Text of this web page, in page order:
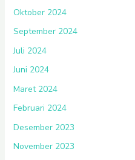
Oktober 2024
September 2024
Juli 2024
Juni 2024
Maret 2024
Februari 2024
Desember 2023
November 2023